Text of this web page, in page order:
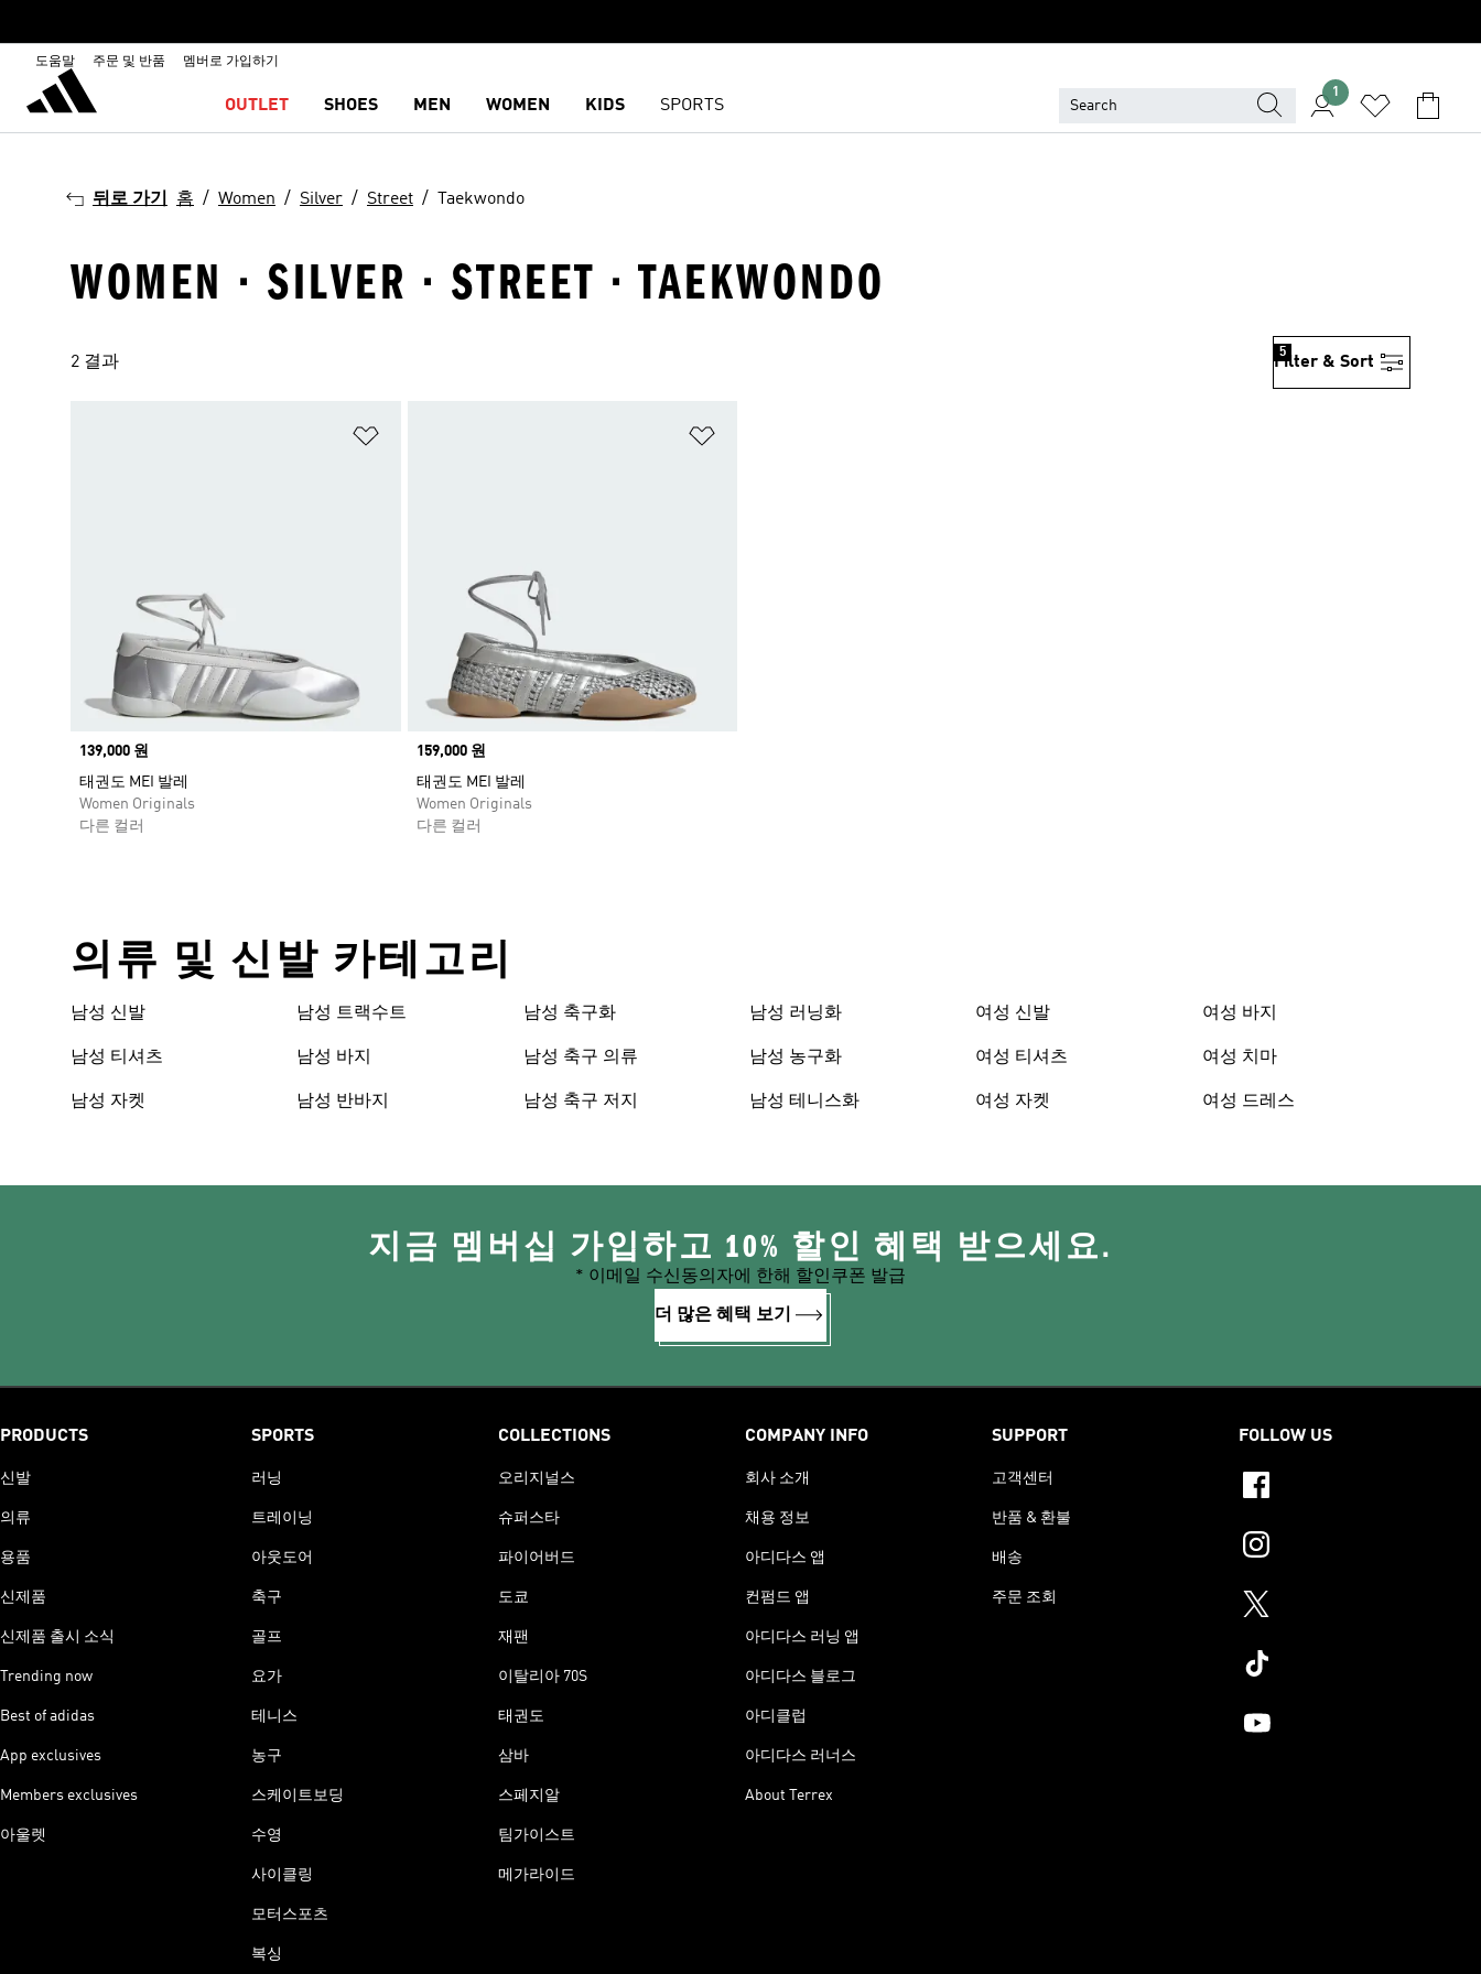
도움말 주문 및 반품 멤버로 가입하기
OUTLET SHOES MEN WOMEN KIDS SPORTS
1
뒤로 가기 홈 Women Silver Street Taekwondo
WOMEN · SILVER · STREET · TAEKWONDO
2 결과 Filter & Sort
5
Price
139,000 원
태권도 MEI 발레
Women Originals
다른 컬러
Price
159,000 원
태권도 MEI 발레
Women Originals
다른 컬러
의류 및 신발 카테고리
남성 신발
남성 티셔츠
남성 자켓
남성 트랙수트
남성 바지
남성 반바지
남성 축구화
남성 축구 의류
남성 축구 저지
남성 러닝화
남성 농구화
남성 테니스화
여성 신발
여성 티셔츠
여성 자켓
여성 바지
여성 치마
여성 드레스
지금 멤버십 가입하고 10% 할인 혜택 받으세요.
* 이메일 수신동의자에 한해 할인쿠폰 발급
더 많은 혜택 보기
PRODUCTS
신발
의류
용품
신제품
신제품 출시 소식
Trending now
Best of adidas
App exclusives
Members exclusives
아울렛
SPORTS
러닝
트레이닝
아웃도어
축구
골프
요가
테니스
농구
스케이트보딩
수영
사이클링
모터스포츠
복싱
COLLECTIONS
오리지널스
슈퍼스타
파이어버드
도쿄
재팬
이탈리아 70S
태권도
삼바
스페지알
팀가이스트
메가라이드
COMPANY INFO
회사 소개
채용 정보
아디다스 앱
컨펌드 앱
아디다스 러닝 앱
아디다스 블로그
아디클럽
아디다스 러너스
About Terrex
SUPPORT
고객센터
반품 & 환불
배송
주문 조회
FOLLOW US